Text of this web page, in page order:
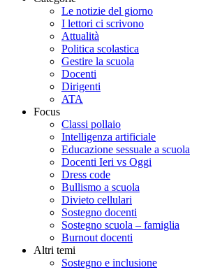
Le notizie del giorno
I lettori ci scrivono
Attualità
Politica scolastica
Gestire la scuola
Docenti
Dirigenti
ATA
Focus
Classi pollaio
Intelligenza artificiale
Educazione sessuale a scuola
Docenti Ieri vs Oggi
Dress code
Bullismo a scuola
Divieto cellulari
Sostegno docenti
Sostegno scuola – famiglia
Burnout docenti
Altri temi
Sostegno e inclusione